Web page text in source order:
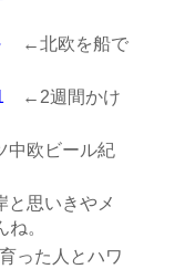
←北欧を船で
←2週間かけ
欧ビール紀
思いきやメ
。
った人とハワ